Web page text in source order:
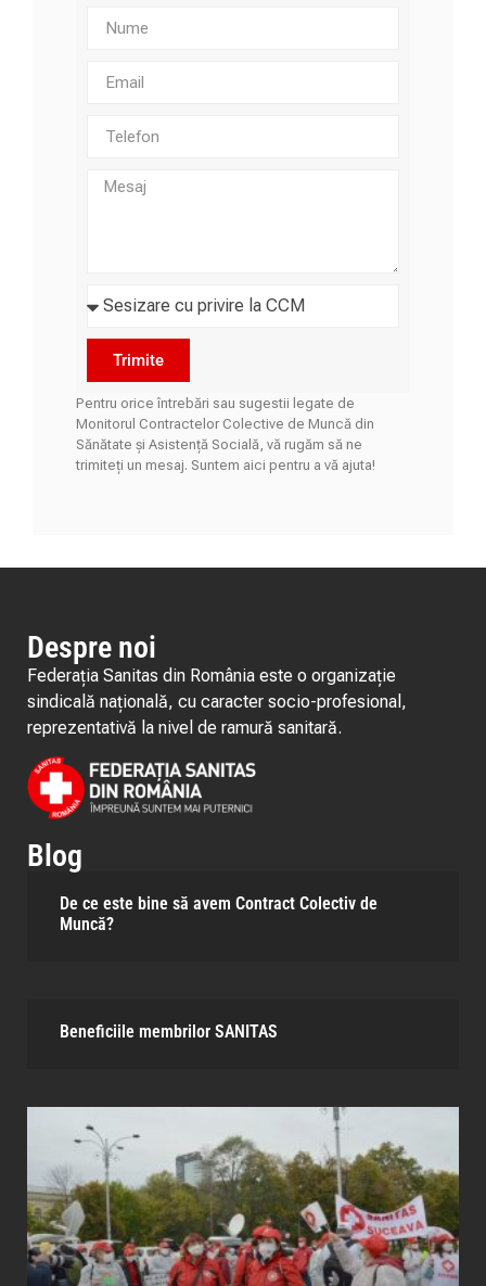
Trimite
Pentru orice întrebări sau sugestii legate de
Monitorul Contractelor Colective de Muncă din
Sănătate și Asistență Socială, vă rugăm să ne
trimiteți un mesaj. Suntem aici pentru a vă ajuta!
Despre noi
Federația Sanitas din România este o organizație
sindicală națională, cu caracter socio-profesional,
reprezentativă la nivel de ramură sanitară.
Blog
De ce este bine să avem Contract Colectiv de
Muncă?
Beneficiile membrilor SANITAS​